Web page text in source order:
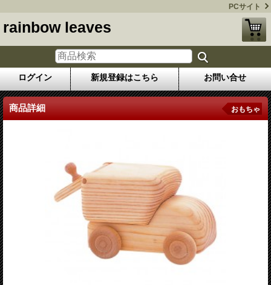
PCサイト
rainbow leaves
ログイン 新規登録はこちら お問い合せ
商品詳細 おもちゃ